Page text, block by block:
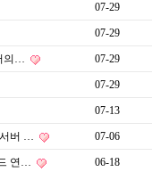
07-29
07-29
의… 07-29
07-29
07-13
서버 … 07-06
연… 06-18